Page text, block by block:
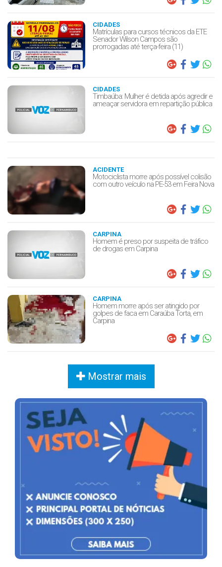
CIDADES
Matrículas para cursos técnicos da ETE
Senador Wilson Campos são
prorrogadas até terça-feira (11)
CIDADES
Timbaúba: Mulher é detida após agredir e
ameaçar servidora em repartição pública
ACIDENTE
Motociclista morre após possível colisão
com outro veículo na PE-53 em Feira Nova
CARPINA
Homem é preso por suspeita de tráfico
de drogas em Carpina
CARPINA
Homem morre após ser atingido por
golpes de faca em Caraúba Torta, em
Carpina
Mostrar mais